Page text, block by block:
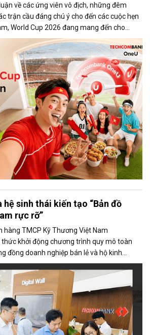
về các ứng viên vô địch, những đêm
trận cầu đáng chú ý cho đến các cuộc hẹn
World Cup 2026 đang mang đến cho
khắc khó quên.
sinh thái kiến tạo “Bản đồ
rực rỡ”
hàng TMCP Kỹ Thương Việt Nam
khởi động chương trình quy mô toàn
đồng doanh nghiệp bán lẻ và hộ kinh
du lịch, ẩm thực, lưu trú và giải trí với hơn
hệ sinh thái số của Techcombank.
động tại Quảng Ninh, Đà Nẵng, Nha Trang
đến các địa bàn trọng điểm du lịch trên toàn